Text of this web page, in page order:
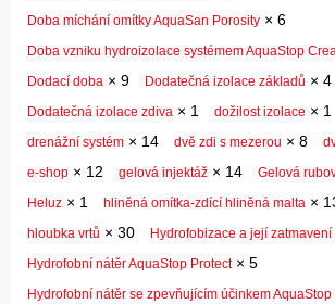
Doba míchání omítky AquaSan Porosity × 6
Doba vzniku hydroizolace systémem AquaStop
Dodací doba × 9 Dodatečná izolace základů × 4
Dodatečná izolace zdiva × 1 dožilost izolace × 1
drenážní systém × 14 dvě zdi s mezerou × 8
e-shop × 12 gelová injektáž × 14 Gelová
Heluz × 1 hliněná omítka-zdící hliněná malta ×
hloubka vrtů × 30 Hydrofobizace a její zatmavení
Hydrofobní nátěr AquaStop Protect× 5
Hydrofobní nátěr se zpevňujícím účinkem AquaStop